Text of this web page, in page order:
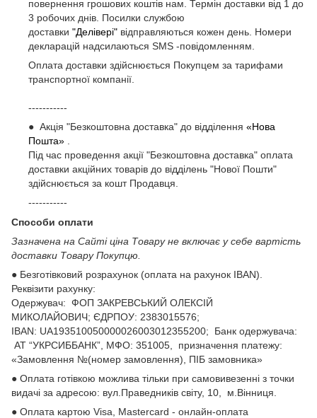
повернення грошових коштів нам. Термін доставки від 1 до
3 робочих днів. Посилки службою
доставки "Делівері" відправляються кожен день. Номери
декларацій надсилаються SMS -повідомленням.
Оплата доставки здійснюється Покупцем за тарифами
транспортної компанії.
-----------
● Акція "Безкоштовна доставка" до відділення «Нова
Пошта»
Під час проведення акції "Безкоштовна доставка" оплата
доставки акційних товарів до відділень "Нової Пошти"
здійснюється за кошт Продавця.
-----------
Способи оплати
Зазначена на Сайті ціна Товару не включає у себе вартість
доставки Товару Покупцю.
● Безготівковий розрахунок (оплата на рахунок IBAN).
Реквізити рахунку:
Одержувач: ФОП ЗАКРЕВСЬКИЙ ОЛЕКСІЙ
МИКОЛАЙОВИЧ; ЄДРПОУ: 2383015576;
ІВАN: UA193510050000026003012355200; Банк одержувача:
АТ “УКРСИББАНК”, МФО: 351005, призначення платежу:
«Замовлення №(номер замовлення), ПІБ замовника»
● Оплата готівкою можлива тільки при самовивезенні з точки
видачі за адресою: вул.Праведників світу, 10, м.Вінниця.
● Оплата картою Visa, Mastercard - онлайн-оплата